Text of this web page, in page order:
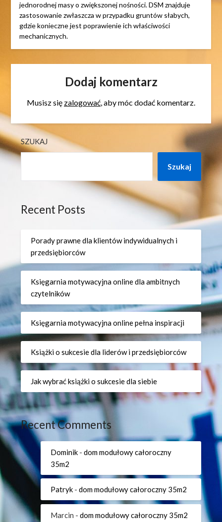
jednorodnej masy o zwiększonej nośności. DSM znajduje
zastosowanie zwłaszcza w przypadku gruntów słabych,
gdzie konieczne jest poprawienie ich właściwości
mechanicznych.
Dodaj komentarz
Musisz się zalogować, aby móc dodać komentarz.
SZUKAJ
Szukaj
Recent Posts
Porady prawne dla klientów indywidualnych i
przedsiębiorców
Księgarnia motywacyjna online dla ambitnych
czytelników
Księgarnia motywacyjna online pełna inspiracji
Książki o sukcesie dla liderów i przedsiębiorców
Jak wybrać książki o sukcesie dla siebie
Recent Comments
Dominik -dom modułowy całoroczny
35m2
Patryk -dom modułowy całoroczny 35m2
Marcin -dom modułowy całoroczny 35m2